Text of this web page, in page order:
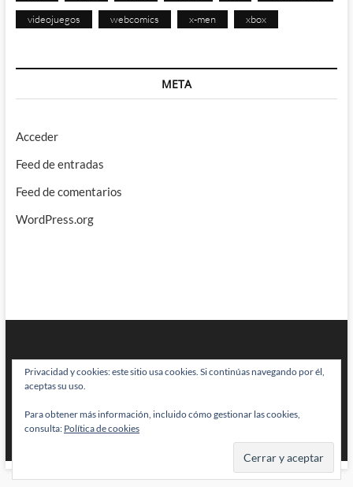
videojuegos webcomics x-men xbox
META
Acceder
Feed de entradas
Feed de comentarios
WordPress.org
BRAINSTOMPING| Diseñado por:Theme Freesia|WordPress| © Todos
los derechos reservados
Privacidad y cookies: este sitio usa cookies. Si continúas navegando por él,
aceptas su uso.
Para obtener más información, incluido cómo gestionar las cookies,
consulta: Política de cookies